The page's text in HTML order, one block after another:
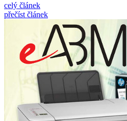
celý článek
přečíst článek